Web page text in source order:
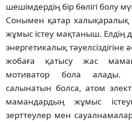
ше­шім­дер­дің бір бөлігі болу
Сонымен қатар
жұмыс істеу мақтаныш.
энергетикалық
жобаға қатысу жас
мотиватор бола алады.
салынатын болса, атом
мамандардың жұмыс
зерттеулер мен